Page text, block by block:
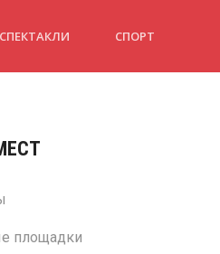
СПЕКТАКЛИ СПОРТ
площадки